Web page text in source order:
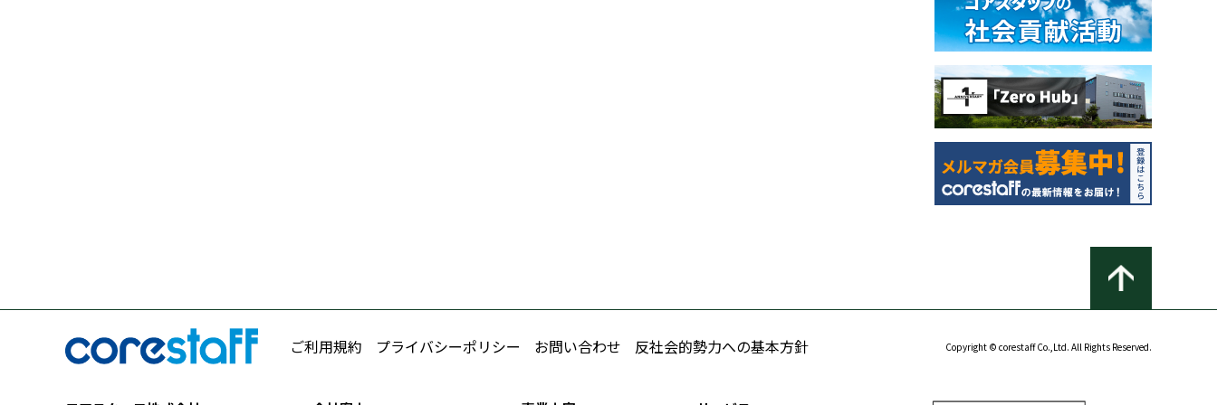
ご利用規約 プライバシーポリシー お問い合わせ 反社会的勢力への基本方針 Copyright © corestaff Co.,Ltd. All Rights Reserved.